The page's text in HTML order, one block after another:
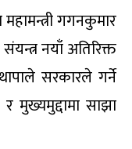
गगनकुमार
नयाँ अतिरिक्त
सरकारले गर्ने
मुख्यमुद्दामा साझा